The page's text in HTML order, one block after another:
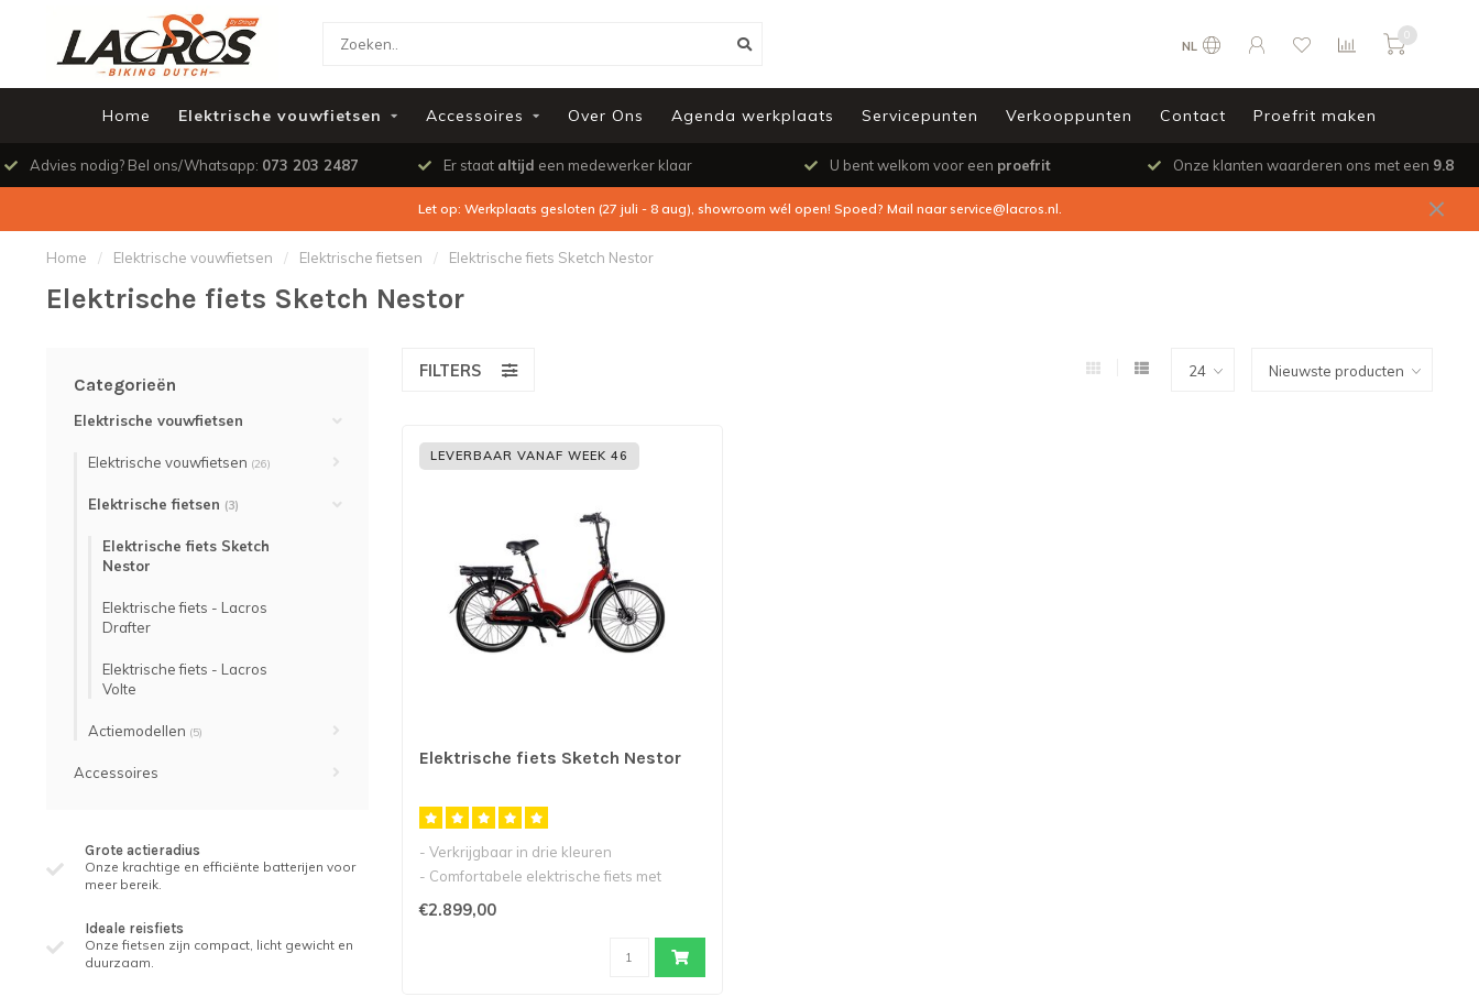
NL
0
Home Elektrische vouwfietsen Accessoires Over Ons Agenda werkplaats Servicepunten Verkooppunten Contact Proefrit maken
Advies nodig? Bel ons/Whatsapp: 073 203 2487 Er staat altijd een medewerker klaar U bent welkom voor een proefrit Onze klanten waarderen ons met een 9.8
Let op: Werkplaats gesloten (27 juli - 8 aug), showroom wél open! Spoed? Mail naarservice@lacros.nl.
Home / Elektrische vouwfietsen / Elektrische fietsen / Elektrische fiets Sketch Nestor
Elektrische fiets Sketch Nestor
Categorieën
Elektrische vouwfietsen
Elektrische vouwfietsen (26)
Elektrische fietsen (3)
Elektrische fiets Sketch
Nestor
Elektrische fiets - Lacros
Drafter
Elektrische fiets - Lacros
Volte
Actiemodellen (5)
Accessoires
Grote actieradius
Onze krachtige en efficiënte batterijen voor
meer bereik.
Ideale reisfiets
Onze fietsen zijn compact, licht gewicht en
duurzaam.
FILTERS
LEVERBAAR VANAF WEEK 46
Elektrische fiets Sketch Nestor
- Verkrijgbaar in drie kleuren
- Comfortabele elektrische fiets met
24inch wiel..
€2.899,00